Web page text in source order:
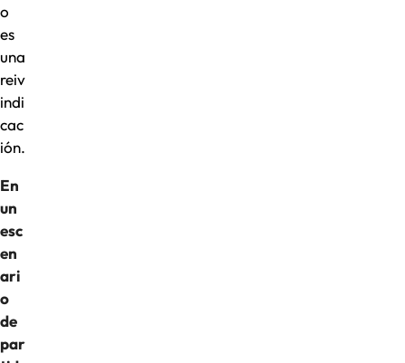
o
es
una
reiv
indi
cac
ión.
En
un
esc
en
ari
o
de
par